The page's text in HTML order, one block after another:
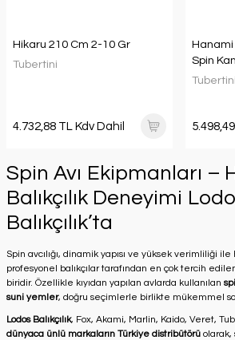
Hikaru 210 Cm 2-10 Gr
Tubertini
4.732,88 TL Kdv Dahil
Hanami
Spin
Tubertini
Spin Avı Ekipmanları –
Balıkçılık Deneyimi
Balıkçılık’ta
Spin avcılığı, dinamik yapısı ve yüksek verimliliği
profesyonel balıkçılar tarafından en çok tercih
biridir. Özellikle kıyıdan yapılan avlarda kullanılan
suni yemler, doğru seçimlerle birlikte mükemmel
Lodos Balıkçılık, Fox, Akami, Marlin, Kaido, Veret,
dünyaca ünlü markaların Türkiye distribütörü olarak,